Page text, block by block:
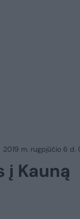
2019 m. rugpjūčio 6 d.
į Kauną